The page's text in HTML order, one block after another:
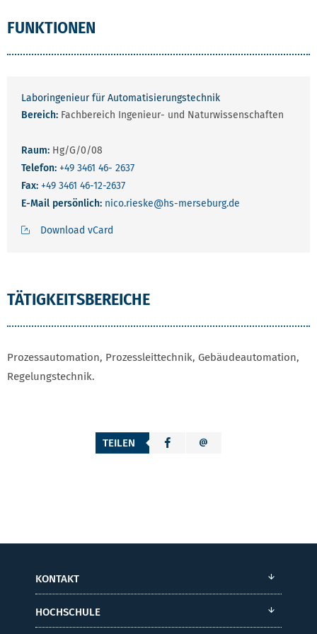
FUNKTIONEN
Laboringenieur für Automatisierungstechnik
Bereich: Fachbereich Ingenieur- und Naturwissenschaften
Raum: Hg/G/0/08
Telefon: +49 3461 46- 2637
Fax: +49 3461 46-12-2637
E-Mail persönlich: nico.rieske@hs-merseburg.de
Download vCard
TÄTIGKEITSBEREICHE
Prozessautomation, Prozessleittechnik, Gebäudeautomation,
Regelungstechnik.
TEILEN
KONTAKT
HOCHSCHULE